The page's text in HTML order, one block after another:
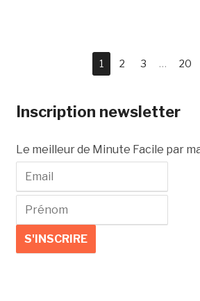
1 2 3 … 20
Inscription newsletter
Le meilleur de Minute Facile par